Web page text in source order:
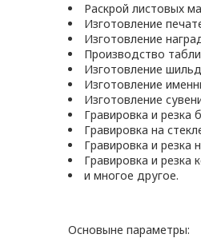
Раскрой листовых
Изготовление
Изготовление
Производство
Изготовление
Изготовление
Изготовление
Гравировка и резка
Гравировка на
Гравировка и резка
Гравировка и резка
и многое другое.
Основыне параметры: